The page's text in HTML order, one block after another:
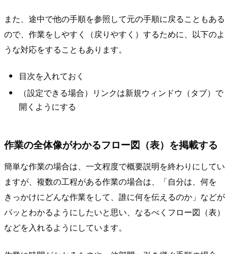
また、途中で他の手順を参照して元の手順に戻ることもある
ので、作業をしやすく（戻りやすく）するために、以下のよ
うな対応をすることもあります。
目次を入れておく
（設定できる場合）リンクは新規ウィンドウ（タブ）で
開くようにする
作業の全体像がわかるフロー図（表）を掲載する
簡単な作業の場合は、一文程度で概要説明を終わりにしてい
ますが、複数の工程がある作業の場合は、「自分は、何を
きっかけにどんな作業をして、誰に何を伝えるのか」などが
パッとわかるようにしたいと思い、なるべくフロー図（表）
などを入れるようにしています。